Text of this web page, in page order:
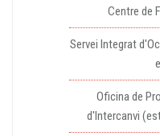
Centre de
Servei Integrat
Oficina de
d'Intercanvi